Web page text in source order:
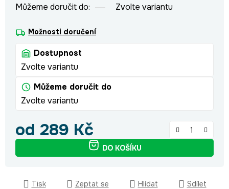
Můžeme doručit do:
Zvolte variantu
Možnosti doručení
Dostupnost
Zvolte variantu
Můžeme doručit do
Zvolte variantu
od 289 Kč
DO KOŠÍKU
Tisk Zeptat se Hlídat Sdílet